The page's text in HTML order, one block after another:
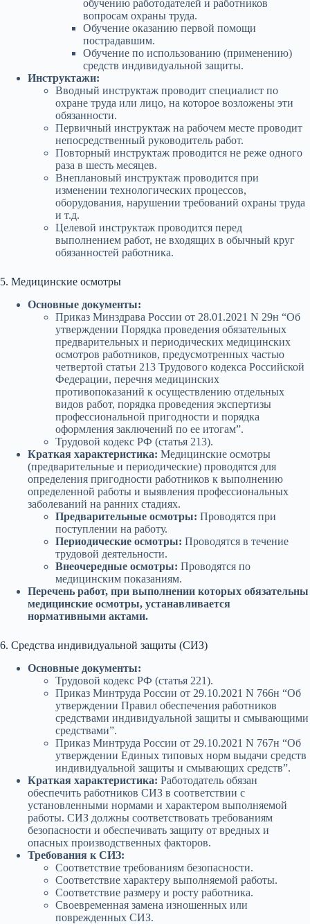
обучению работодателей и работников
вопросам охраны труда.
Обучение оказанию первой помощи
пострадавшим.
Обучение по использованию (применению)
средств индивидуальной защиты.
Инструктажи:
Вводный инструктаж проводит специалист по
охране труда или лицо, на которое возложены эти
обязанности.
Первичный инструктаж на рабочем месте проводит
непосредственный руководитель работ.
Повторный инструктаж проводится не реже одного
раза в шесть месяцев.
Внеплановый инструктаж проводится при
изменении технологических процессов,
оборудования, нарушении требований охраны труда
и т.д.
Целевой инструктаж проводится перед
выполнением работ, не входящих в обычный круг
обязанностей работника.
5. Медицинские осмотры
Основные документы:
Приказ Минздрава России от 28.01.2021 N 29н “Об
утверждении Порядка проведения обязательных
предварительных и периодических медицинских
осмотров работников, предусмотренных частью
четвертой статьи 213 Трудового кодекса Российской
Федерации, перечня медицинских
противопоказаний к осуществлению отдельных
видов работ, порядка проведения экспертизы
профессиональной пригодности и порядка
оформления заключений по ее итогам”.
Трудовой кодекс РФ (статья 213).
Краткая характеристика: Медицинские осмотры
(предварительные и периодические) проводятся для
определения пригодности работников к выполнению
определенной работы и выявления профессиональных
заболеваний на ранних стадиях.
Предварительные осмотры: Проводятся при
поступлении на работу.
Периодические осмотры: Проводятся в течение
трудовой деятельности.
Внеочередные осмотры: Проводятся по
медицинским показаниям.
Перечень работ, при выполнении которых обязательны
медицинские осмотры, устанавливается
нормативными актами.
6. Средства индивидуальной защиты (СИЗ)
Основные документы:
Трудовой кодекс РФ (статья 221).
Приказ Минтруда России от 29.10.2021 N 766н “Об
утверждении Правил обеспечения работников
средствами индивидуальной защиты и смывающими
средствами”.
Приказ Минтруда России от 29.10.2021 N 767н “Об
утверждении Единых типовых норм выдачи средств
индивидуальной защиты и смывающих средств”.
Краткая характеристика: Работодатель обязан
обеспечить работников СИЗ в соответствии с
установленными нормами и характером выполняемой
работы. СИЗ должны соответствовать требованиям
безопасности и обеспечивать защиту от вредных и
опасных производственных факторов.
Требования к СИЗ:
Соответствие требованиям безопасности.
Соответствие характеру выполняемой работы.
Соответствие размеру и росту работника.
Своевременная замена изношенных или
поврежденных СИЗ.